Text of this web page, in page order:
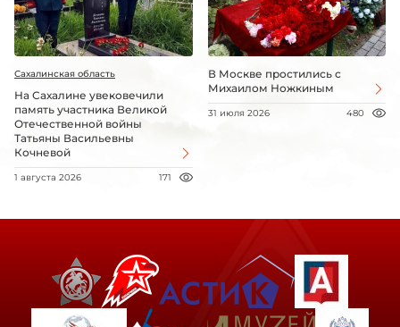
Сахалинская область
На Сахалине увековечили
память участника Великой
Отечественной войны
Татьяны Васильевны
Кочневой
1 августа 2026 171
В Москве простились с
Михаилом Ножкиным
31 июля 2026 480